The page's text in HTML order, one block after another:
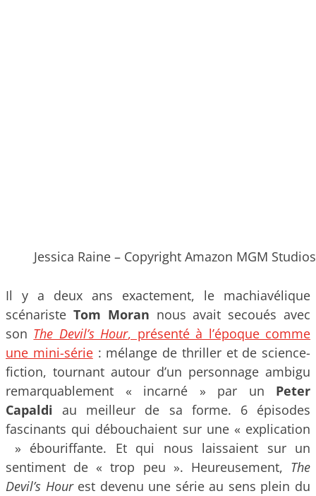
Jessica Raine – Copyright Amazon MGM Studios
Il y a deux ans exactement, le machiavélique
scénariste Tom Moran nous avait secoués avec
son The Devil’s Hour, présenté à l’époque comme
une mini-série: mélange de thriller et de science-
fiction, tournant autour d’un personnage ambigu
remarquablement « incarné » par un Peter
Capaldi au meilleur de sa forme. 6 épisodes
fascinants qui débouchaient sur une « explication
» ébouriffante. Et qui nous laissaient sur un
sentiment de « trop peu ». Heureusement, The
Devil’s Hourest devenu une série au sens plein du